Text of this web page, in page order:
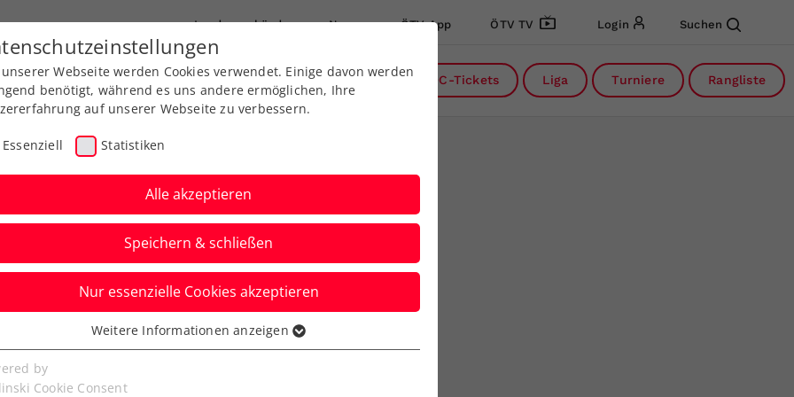
Landesverbände News ÖTV App ÖTV TV Login Suchen
Ausbildung Services Über uns DC-Tickets Liga Turniere Rangliste
Ladies –
Conference am
Webseite werden Cookies verwendet. Einige davon werden
benötigt, während es uns andere ermöglichen, Ihre
auf unserer Webseite zu verbessern.
Essenziell Statistiken
Alle akzeptieren
Speichern & schließen
Nur essenzielle Cookies akzeptieren
Cookies werden für grundlegende Funktionen der
benötigt. Dadurch ist gewährleistet, dass die Webseite
Weitere Informationen anzeigen
by
Cookie Consent